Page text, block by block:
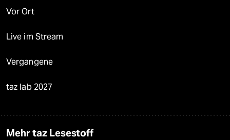
Vor Ort
Live im Stream
Vergangene
taz lab 2027
Mehr taz Lesestoff